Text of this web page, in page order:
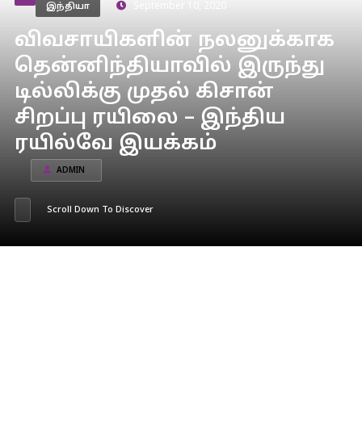
இந்தியா
விவசாயிகளின் நலனுக்காக
தென்னிந்தியாவில் இருந்து
டில்லிக்கு முதல் கிசான்
சிறப்பு ரயிலை – இந்திய
ரயில்வே இயக்கம்
ADMIN
Scroll Down To Discover